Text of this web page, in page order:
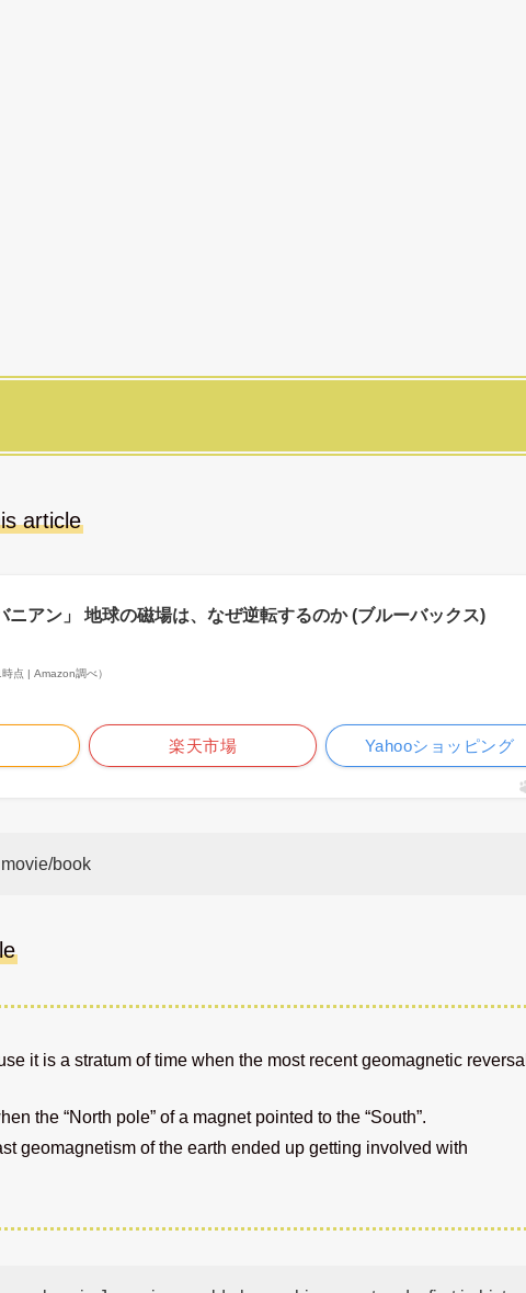
article
ニアン」 地球の磁場は、なぜ逆転するのか (ブルーバックス)
点 | Amazon調べ）
楽天市場 Yahooショッピング
book
it is a stratum of time when the most recent geomagnetic reversal
the “North pole” of a magnet pointed to the “South”.
geomagnetism of the earth ended up getting involved with